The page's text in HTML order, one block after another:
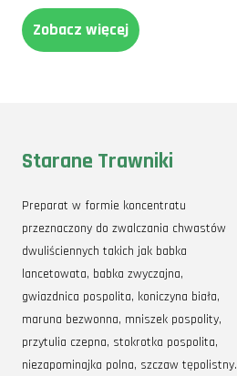
Zobacz więcej
Starane Trawniki
Preparat w formie koncentratu
przeznaczony do zwalczania chwastów
dwuliściennych takich jak babka
lancetowata, babka zwyczajna,
gwiazdnica pospolita, koniczyna biała,
maruna bezwonna, mniszek pospolity,
przytulia czepna, stokrotka pospolita,
niezapominajka polna, szczaw tępolistny.